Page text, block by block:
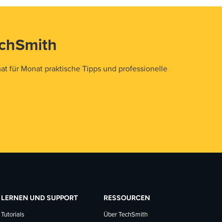
für Monat praktische Tipps und professionelle
LERNEN UND SUPPORT
Tutorials
RESSOURCEN
Über TechSmith